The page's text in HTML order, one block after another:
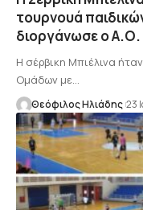
τουρνουά
διοργάνωσε ο
Η σέρβικη Μπιέλινα
Ομάδων με…
Θεόφιλος Ηλιάδης 23